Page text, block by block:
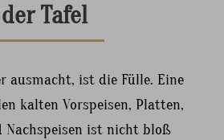
der Tafel
ausmacht, ist die Fülle. Eine
kalten Vorspeisen, Platten,
Nachspeisen ist nicht bloß